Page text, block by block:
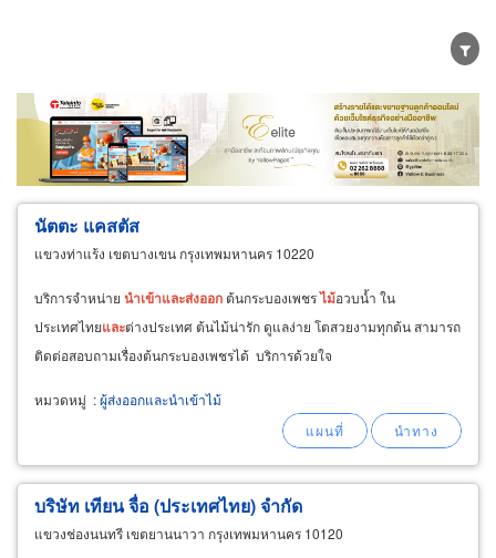
ขายส่ง ขายปลีก ผู้ผลิต
ตัวแทนจัดจำหน่าย
ผู้ส่งออก/นำเข้า
ธุรกิจบริการ
นัตตะ แคสตัส
แขวงท่าแร้ง เขตบางเขน กรุงเทพมหานคร 10220
บริการจำหน่าย นำเข้าและส่งออก ต้นกระบองเพชรไม้อวบน้ำ ใน
ประเทศไทยและต่างประเทศ ต้นไม้น่ารัก ดูแลง่าย โตสวยงามทุกต้น สามารถ
ติดต่อสอบถามเรื่องต้นกระบองเพชรได้ บริการด้วยใจ
หมวดหมู่ :ผู้ส่งออกและนำเข้าไม้
บริษัท เทียน จื่อ (ประเทศไทย) จำกัด
แขวงช่องนนทรี เขตยานนาวา กรุงเทพมหานคร 10120